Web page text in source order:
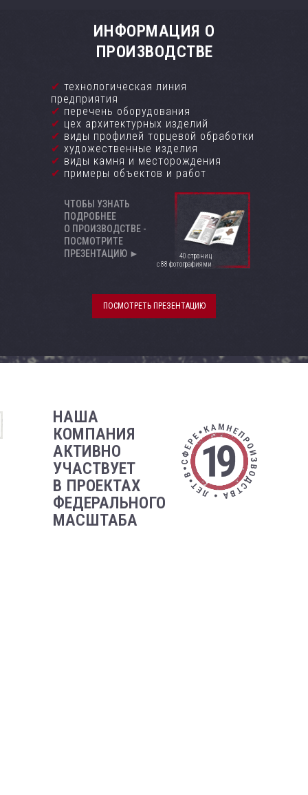
ЧТОБЫ УЗНАТЬ
ПОДРОБНЕЕ
О ПРОИЗВОДСТВЕ -
ПОСМОТРИТЕ
ПРЕЗЕНТАЦИЮ ►
✔ технологическая линия
предприятия
✔ перечень оборудования
✔ цех архитектурных изделий
✔ виды профилей торцевой обработки
✔ художественные изделия
✔ виды камня и месторождения
✔ примеры объектов и работ
ПОСМОТРЕТЬ ПРЕЗЕНТАЦИЮ
ИНФОРМАЦИЯ О
ПРОИЗВОДСТВЕ
40 страниц
с 88 фотографиями
НАША
КОМПАНИЯ
АКТИВНО
УЧАСТВУЕТ
В ПРОЕКТАХ
ФЕДЕРАЛЬНОГО
МАСШТАБА